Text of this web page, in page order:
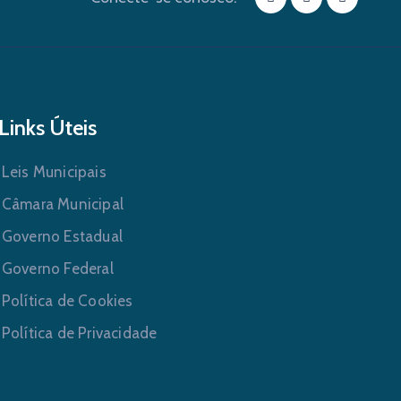
Links Úteis
Leis Municipais
Câmara Municipal
Governo Estadual
Governo Federal
Política de Cookies
Política de Privacidade